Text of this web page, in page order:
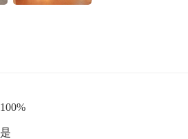
100%
是